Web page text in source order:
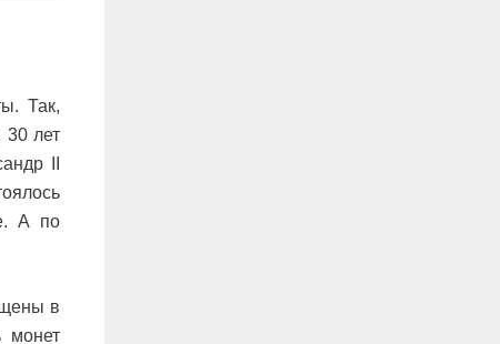
Так,
30 лет
II
А по
в
монет